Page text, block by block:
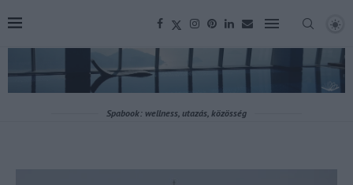
Spabook: wellness, utazás, közösség